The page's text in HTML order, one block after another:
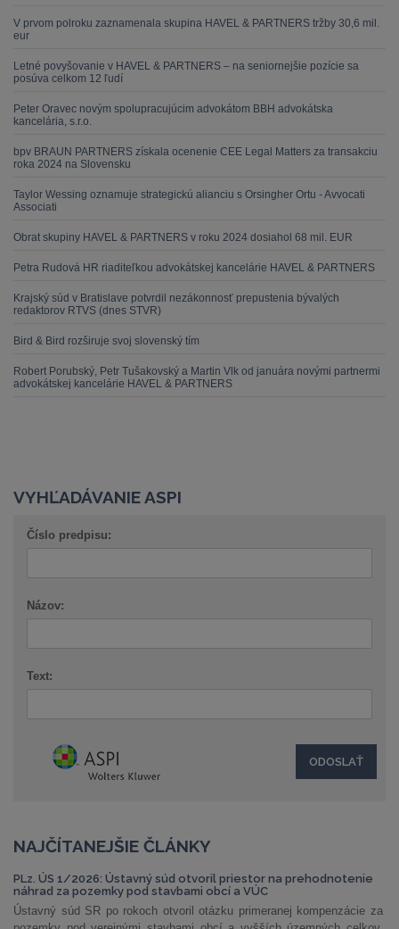
V prvom polroku zaznamenala skupina HAVEL & PARTNERS tržby 30,6 mil.
eur
Letné povyšovanie v HAVEL & PARTNERS – na seniornejšie pozície sa
posúva celkom 12 ľudí
Peter Oravec novým spolupracujúcim advokátom BBH advokátska
kancelária, s.r.o.
bpv BRAUN PARTNERS získala ocenenie CEE Legal Matters za transakciu
roka 2024 na Slovensku
Taylor Wessing oznamuje strategickú alianciu s Orsingher Ortu - Avvocati
Associati
Obrat skupiny HAVEL & PARTNERS v roku 2024 dosiahol 68 mil. EUR
Petra Rudová HR riaditeľkou advokátskej kancelárie HAVEL & PARTNERS
Krajský súd v Bratislave potvrdil nezákonnosť prepustenia bývalých
redaktorov RTVS (dnes STVR)
Bird & Bird rozširuje svoj slovenský tím
Robert Porubský, Petr Tušakovský a Martin Vlk od januára novými partnermi
advokátskej kancelárie HAVEL & PARTNERS
VYHĽADÁVANIE ASPI
Číslo predpisu:
Názov:
Text:
NAJČÍTANEJŠIE ČLÁNKY
PLz. ÚS 1/2026: Ústavný súd otvoril priestor na prehodnotenie
náhrad za pozemky pod stavbami obcí a VÚC
Ústavný súd SR po rokoch otvoril otázku primeranej kompenzácie za